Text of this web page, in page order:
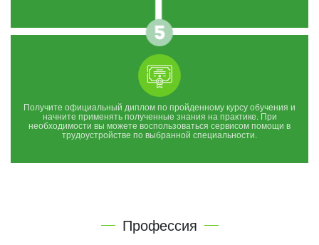
Получите официальный диплом по пройденному курсу обучения и
начните применять полученные знания на практике. При
необходимости вы можете воспользоваться сервисом помощи в
трудоустройстве по выбранной специальности.
Профессия